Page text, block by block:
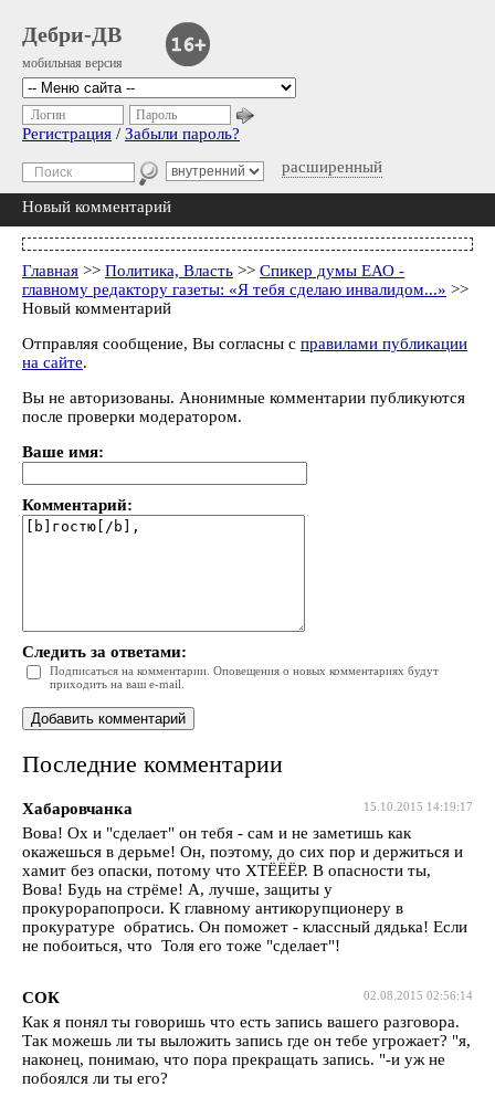
Дебри-ДВ
мобильная версия
расширенный
Логин Пароль
Регистрация / Забыли пароль?
Новый комментарий
Главная >> Политика, Власть >> Спикер думы ЕАО -
главному редактору газеты: «Я тебя сделаю инвалидом...» >>
Новый комментарий
Отправляя сообщение, Вы согласны с правилами публикации
на сайте.
Вы не авторизованы. Анонимные комментарии публикуются
после проверки модератором.
Ваше имя:
Комментарий:
Следить за ответами:
Подписаться на комментарии. Оповещения о новых комментариях будут
приходить на ваш e-mail.
Последние комментарии
15.10.2015 14:19:17
Хабаровчанка
Вова! Ох и "сделает" он тебя - сам и не заметишь как
окажешься в дерьме! Он, поэтому, до сих пор и держиться и
хамит без опаски, потому что ХТЁЁЁР. В опасности ты,
Вова! Будь на стрёме! А, лучше, защиты у
прокурорапопроси. К главному антикорупционеру в
прокуратуре обратись. Он поможет - классный дядька! Если
не побоиться, что Толя его тоже "сделает"!
02.08.2015 02:56:14
СОК
Как я понял ты говоришь что есть запись вашего разговора.
Так можешь ли ты выложить запись где он тебе угрожает? "я,
наконец, понимаю, что пора прекращать запись. "-и уж не
побоялся ли ты его?